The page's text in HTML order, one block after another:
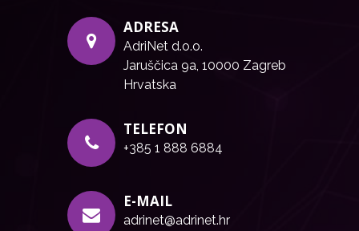
ADRESA
AdriNet d.o.o.
Jaruščica 9a, 10000 Zagreb
Hrvatska
TELEFON
+385 1 888 6884
E-MAIL
adrinet@adrinet.hr